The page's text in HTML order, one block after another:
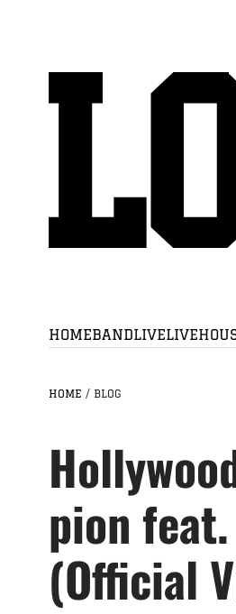
HOMEBANDLIVE
HOME / BLOG
pion
(Official